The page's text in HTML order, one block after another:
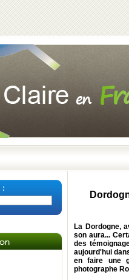
La Dordogne,
son aura...
des
aujourd'hui
en faire une
photographe